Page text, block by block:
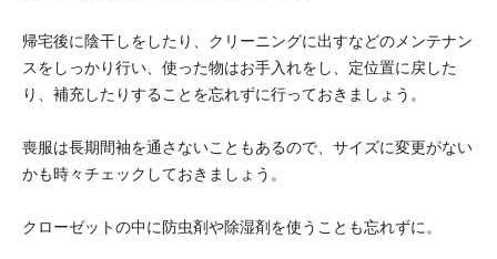
帰宅後に陰干しをしたり、クリーニングに出すなどのメンテナン
スをしっかり行い、使った物はお手入れをし、定位置に戻した
り、補充したりすることを忘れずに行っておきましょう。
喪服は長期間袖を通さないこともあるので、サイズに変更がない
かも時々チェックしておきましょう。
クローゼットの中に防虫剤や除湿剤を使うことも忘れずに。